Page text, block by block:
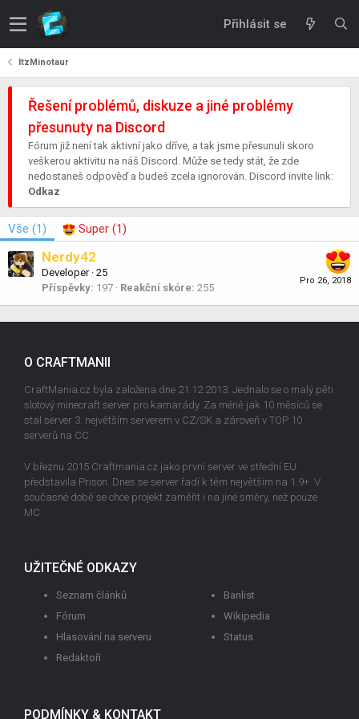
Přihlásit se
ItzMinotaur
Řešení problémů, diskuze a jiné problémy
přesunuty na Discord
Fórum již není tak aktivní jako dříve, a tak jsme přesunuli skoro
veškerou aktivitu na náš Discord. Může se tedy stát, že zde
nedostaneš odpověď a budeš zcela ignorován. Discord invite link:
Odkaz
Vše (1) Super (1)
Pro 26, 2018
Nerdy42
Developer · 25
Příspěvky 197 Reakční skóre 255
O CRAFTMANII
CraftMania.cz byla založena dne 21.12.2013. Jednalo se o malý pěti
slotový minecraft server pro kamarády. Za méně jak 10 měsíců se
stal server 3. největším serverem v CZ/SK a zároveň v TOP 10
serverů na CC.
V březnu 2015 Craftmania.cz jako první server ve střední EU
představila Prison. Dnes se server řadí k těm největším na 1.9+. V
současné době se chce projekt zaměřit i na jiné směry, než pouze
MC.
UŽITEČNÉ ODKAZY
Seznam článků
Fórum
Hlasování na serveru
Redaktoři
Banlist
Wikipedia
Status
PODMÍNKY & KONTAKT